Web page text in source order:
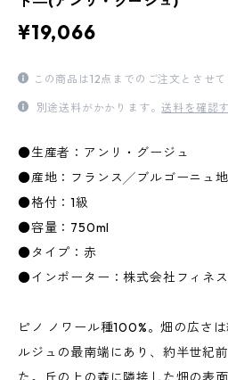
¥19,066
この商品は12点までのご注文とさせて
別途送料がかかります。送料を確認
●生産者：アンリ・グージュ
●産地：フランス╱ブルゴーニュ
●格付：1級
●容量：750ml
●タイプ：赤
●インポーター：株式会社フィネス
ピノ ノワール種100%。畑の広さ
ルジュの最南端にあり、約半世紀